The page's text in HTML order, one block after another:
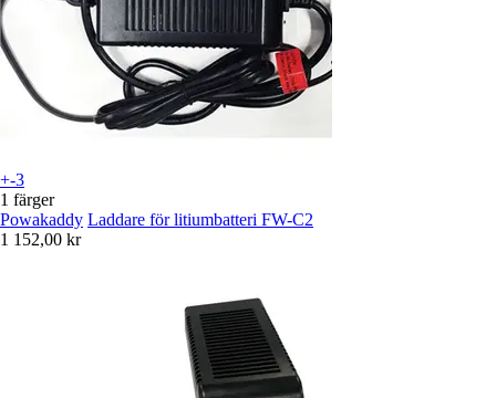
+-3
1 färger
Powakaddy Laddare för litiumbatteri FW-C2
1 152,00 kr